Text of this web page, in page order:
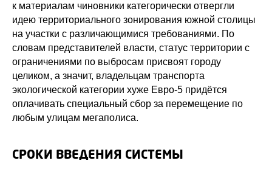
к материалам чиновники категорически отвергли
идею территориального зонирования южной столицы
на участки с различающимися требованиями. По
словам представителей власти, статус территории с
ограничениями по выбросам присвоят городу
целиком, а значит, владельцам транспорта
экологической категории хуже Евро-5 придётся
оплачивать специальный сбор за перемещение по
любым улицам мегаполиса.
СРОКИ ВВЕДЕНИЯ СИСТЕМЫ